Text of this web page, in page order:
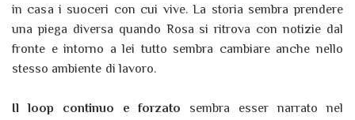
in casa i suoceri con cui vive. La storia sembra prendere
una piega diversa quando Rosa si ritrova con notizie dal
fronte e intorno a lei tutto sembra cambiare anche nello
stesso ambiente di lavoro.
Il loop continuo e forzato sembra esser narrato nel